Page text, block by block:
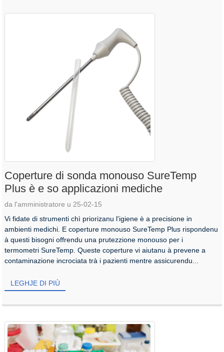
Coperture di sonda monouso SureTemp
Plus è e so applicazioni mediche
da l'amministratore u 25-02-15
Vi fidate di strumenti chì priorizanu l'igiene è a precisione in
ambienti medichi. E coperture monouso SureTemp Plus rispondenu
à questi bisogni offrendu una prutezzione monouso per i
termometri SureTemp. Queste coperture vi aiutanu à prevene a
contaminazione incrociata trà i pazienti mentre assicurendu...
LEGHJE DI PIÙ